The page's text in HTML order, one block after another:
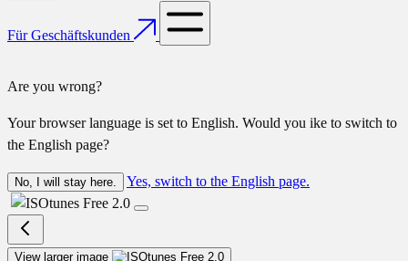
Für Geschäftskunden
Are you wrong?
Your browser language is set to English. Would you ike to switch to
the English page?
No, I will stay here. Yes, switch to the English page.
View larger image